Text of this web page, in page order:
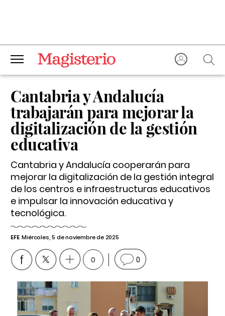
Cantabria y Andalucía
trabajarán para mejorar la
digitalización de la gestión
educativa
Cantabria y Andalucía cooperarán para
mejorar la digitalización de la gestión integral
de los centros e infraestructuras educativos
e impulsar la innovación educativa y
tecnológica.
EFE Miércoles, 5 de noviembre de 2025
0 0